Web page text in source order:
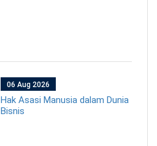
06 Aug 2026
Hak Asasi Manusia dalam Dunia
Bisnis